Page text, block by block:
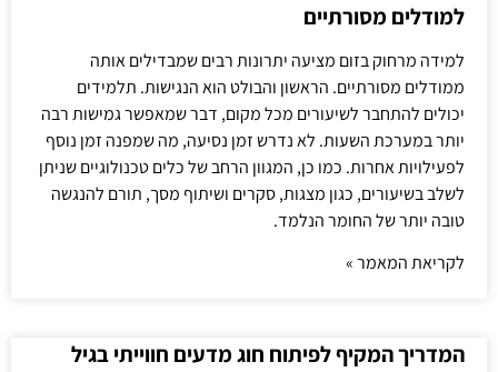
למודלים מסורתיים
למידה מרחוק בזום מציעה יתרונות רבים שמבדילים אותה
ממודלים מסורתיים. הראשון והבולט הוא הנגישות. תלמידים
יכולים להתחבר לשיעורים מכל מקום, דבר שמאפשר גמישות רבה
יותר במערכת השעות. לא נדרש זמן נסיעה, מה שמפנה זמן נוסף
לפעילויות אחרות. כמו כן, המגוון הרחב של כלים טכנולוגיים שניתן
לשלב בשיעורים, כגון מצגות, סקרים ושיתוף מסך, תורם להנגשה
טובה יותר של החומר הנלמד.
לקריאת המאמר »
המדריך המקיף לפיתוח חוג מדעים חווייתי בגיל